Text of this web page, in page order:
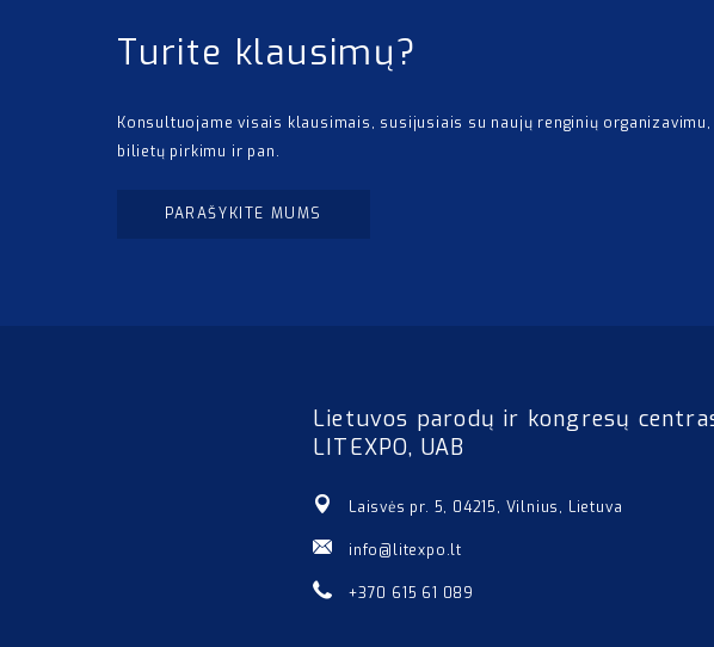
Turite klausimų?
Konsultuojame visais klausimais, susijusiais su naujų renginių organizavimu,
bilietų pirkimu ir pan.
PARAŠYKITE MUMS
Lietuvos parodų ir kongresų
LITEXPO, UAB
Laisvės pr. 5, 04215, Vilnius, Lietuva
info@litexpo.lt
+370 615 61 089